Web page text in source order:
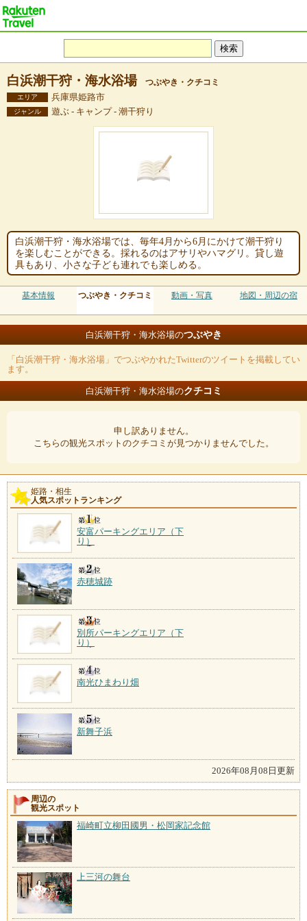
白浜潮干狩・海水浴場 つぶやき・クチコミ
エリア 兵庫県姫路市
ジャンル 遊ぶ - キャンプ - 潮干狩り
白浜潮干狩・海水浴場では、毎年4月から6月にかけて潮干狩り
を楽しむことができる。採れるのはアサリやハマグリ。貸し遊
具もあり、小さな子ども連れでも楽しめる。
基本情報 つぶやき・クチコミ 動画・写真 地図・周辺の宿
白浜潮干狩・海水浴場のつぶやき
「白浜潮干狩・海水浴場」でつぶやかれたTwitterのツイートを掲載してい
ます。
白浜潮干狩・海水浴場のクチコミ
申し訳ありません。
こちらの観光スポットのクチコミが見つかりませんでした。
姫路・相生
人気スポットランキング
安富パーキングエリア（下
り）
赤穂城跡
別所パーキングエリア（下
り）
南光ひまわり畑
新舞子浜
2026年08月08日更新
周辺の
観光スポット
福崎町立柳田國男・松岡家記念館
上三河の舞台